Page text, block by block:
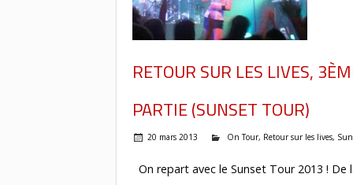
RETOUR SUR LES LIVES,
PARTIE (SUNSET TOUR)
20 mars 2013 On Tour, Retour sur les lives,
On repart avec le Sunset Tour 2013 ! De